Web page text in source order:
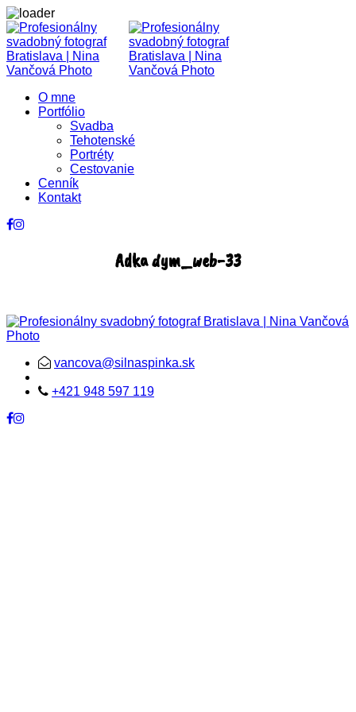
O mne
Portfólio
Svadba
Tehotenské
Portréty
Cestovanie
Cenník
Kontakt
Adka dym_web-33
vancova@silnaspinka.sk
+421 948 597 119